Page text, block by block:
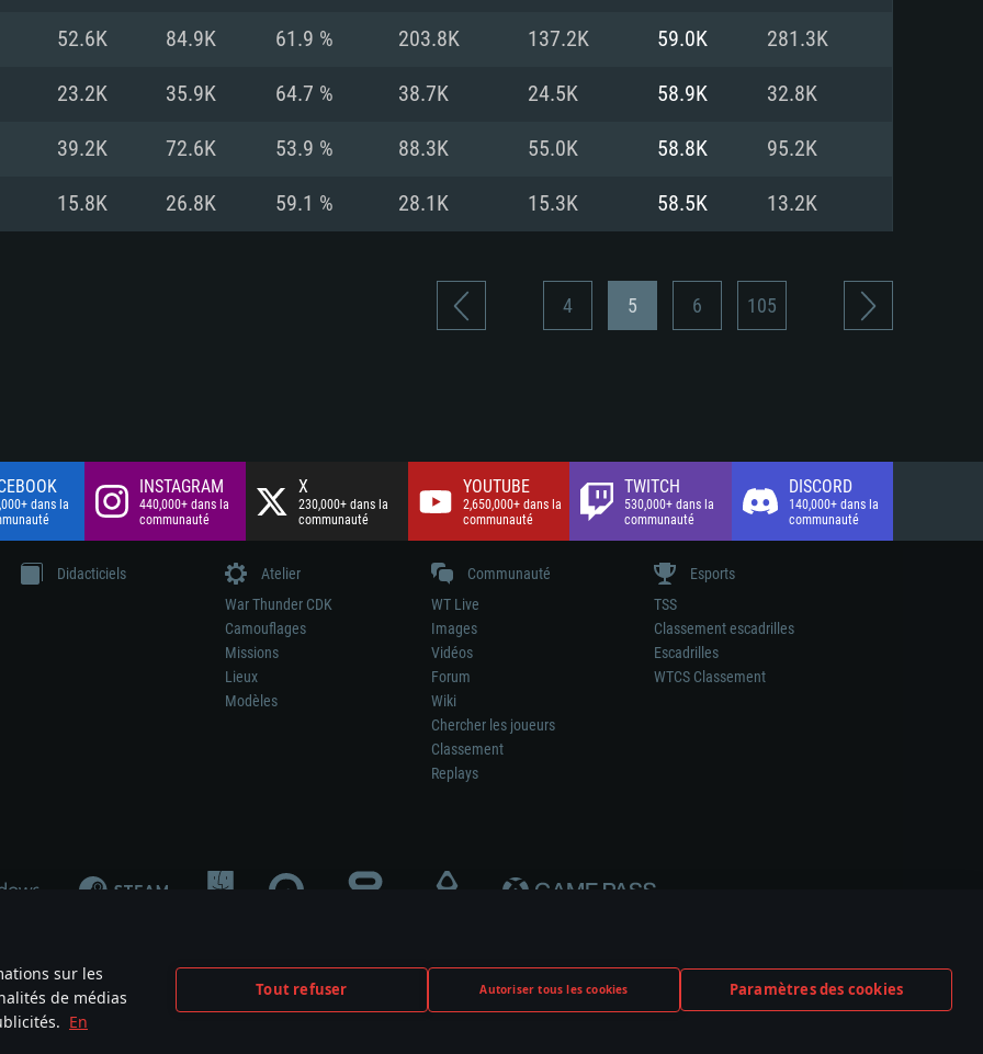
sur les
de médias
En
Tout refuser Autoriser tous les cookies Paramètres des cookies
Connection: Connexion Internet à haut débit
Disque dur: 75.9 Go (client complet)
Connection: Connexion Internet à haut débit
Disque dur: 62,2 Go (client complet)
haut débit
Disque dur: 60,2 Go (client complet)
52.6K 84.9K 61.9 % 203.8K 137.2K 59.0K 281.3K
23.2K 35.9K 64.7 % 38.7K 24.5K 58.9K 32.8K
39.2K 72.6K 53.9 % 88.3K 55.0K 58.8K 95.2K
15.8K 26.8K 59.1 % 28.1K 15.3K 58.5K 13.2K
4 5 6 105
dans la
INSTAGRAM
440,000+ dans la
communauté
X
230,000+ dans la
communauté
YOUTUBE
2,650,000+ dans la
communauté
TWITCH
530,000+ dans la
communauté
DISCORD
140,000+ dans la
communauté
Didacticiels
Atelier
War Thunder CDK
Camouflages
Missions
Lieux
Modèles
Communauté
WT Live
Images
Vidéos
Forum
Wiki
Chercher les joueurs
Classement
Replays
Esports
TSS
Classement escadrilles
Escadrilles
WTCS Classement
pas la participation au développement du jeu, le sponsoring ou à l’approbation de tout fabricant d’armes ou de véhicule.
are the property of their respective owners.